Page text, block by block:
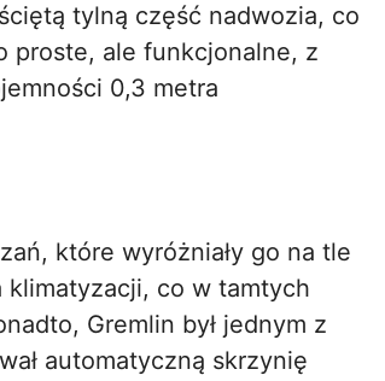
tylną część nadwozia, co
proste, ale funkcjonalne, z
0,3 metra
które wyróżniały go na tle
klimatyzacji, co w tamtych
Gremlin był jednym z
automatyczną skrzynię